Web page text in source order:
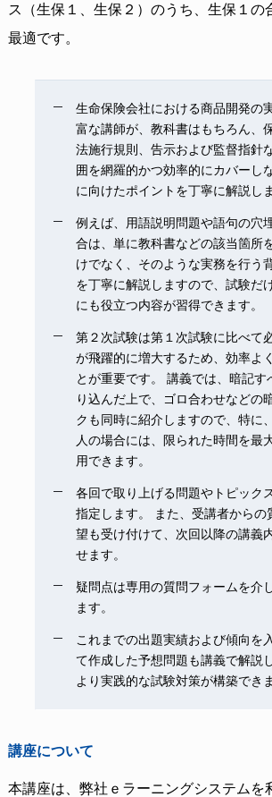
ス（生保１、生保２）のうち、生保１の
最適です。
生命保険会社における商品開発の
富な講師が、教科書はもちろん、
法施行規則、告示および監督指針
囲を網羅的かつ効率的にカバーし
に向けたポイントを丁寧に解説しま
例えば、用語説明問題や語句の穴
合は、単に教科書などの該当箇所
けでなく、そのような実務を行う
を丁寧に解説しますので、試験だ
にも役立つ内容が習得できます。
第２次試験は第１次試験に比べて
が飛躍的に増大するため、効率よ
とが重要です。 講義では、暗記す
り込んだ上で、ゴロ合わせなどの
クも同時に紹介しますので、特に
人の場合には、限られた時間を最
用できます。
各回で取り上げる問題やトピック
指定します。 また、受講者からの
望も受け付けて、次回以降の講義
せます。
疑問点は専用の質問フォームを介
ます。
これまでの出題実績および傾向を
て作成した予想問題も講義で解説
より実践的な試験対策が構築できま
講座について
本講座は、弊社ｅラーニングシステムを